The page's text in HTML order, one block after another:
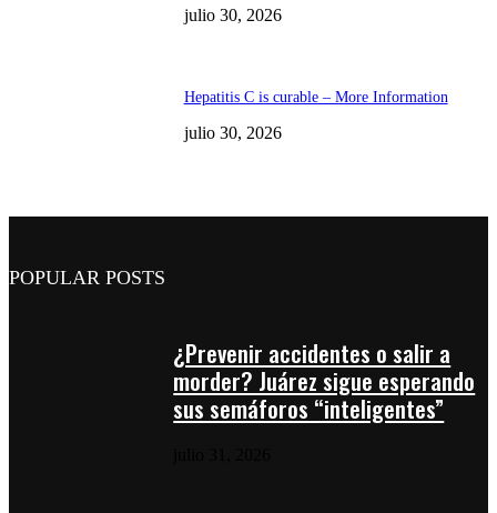
julio 30, 2026
Hepatitis C is curable – More Information
julio 30, 2026
POPULAR POSTS
¿Prevenir accidentes o salir a
morder? Juárez sigue esperando
sus semáforos “inteligentes”